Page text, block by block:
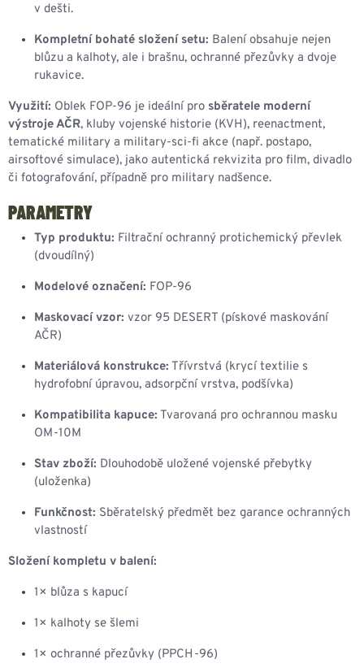
v dešti.
Kompletní bohaté složení setu: Balení obsahuje nejen
blůzu a kalhoty, ale i brašnu, ochranné přezůvky a dvoje
rukavice.
Využití: Oblek FOP-96 je ideální pro sběratele moderní
výstroje AČR, kluby vojenské historie (KVH), reenactment,
tematické military a military-sci-fi akce (např. postapo,
airsoftové simulace), jako autentická rekvizita pro film, divadlo
či fotografování, případně pro military nadšence.
PARAMETRY
Typ produktu: Filtrační ochranný protichemický převlek
(dvoudílný)
Modelové označení: FOP-96
Maskovací vzor: vzor 95 DESERT (pískové maskování
AČR)
Materiálová konstrukce: Třívrstvá (krycí textilie s
hydrofobní úpravou, adsorpční vrstva, podšívka)
Kompatibilita kapuce: Tvarovaná pro ochrannou masku
OM-10M
Stav zboží: Dlouhodobě uložené vojenské přebytky
(uloženka)
Funkčnost: Sběratelský předmět bez garance ochranných
vlastností
Složení kompletu v balení:
1× blůza s kapucí
1× kalhoty se šlemi
1× ochranné přezůvky (PPCH-96)